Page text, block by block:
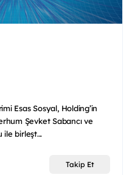
Esas Sosyal, Holding’in
Şevket Sabancı ve
ile birleşt...
Takip Et